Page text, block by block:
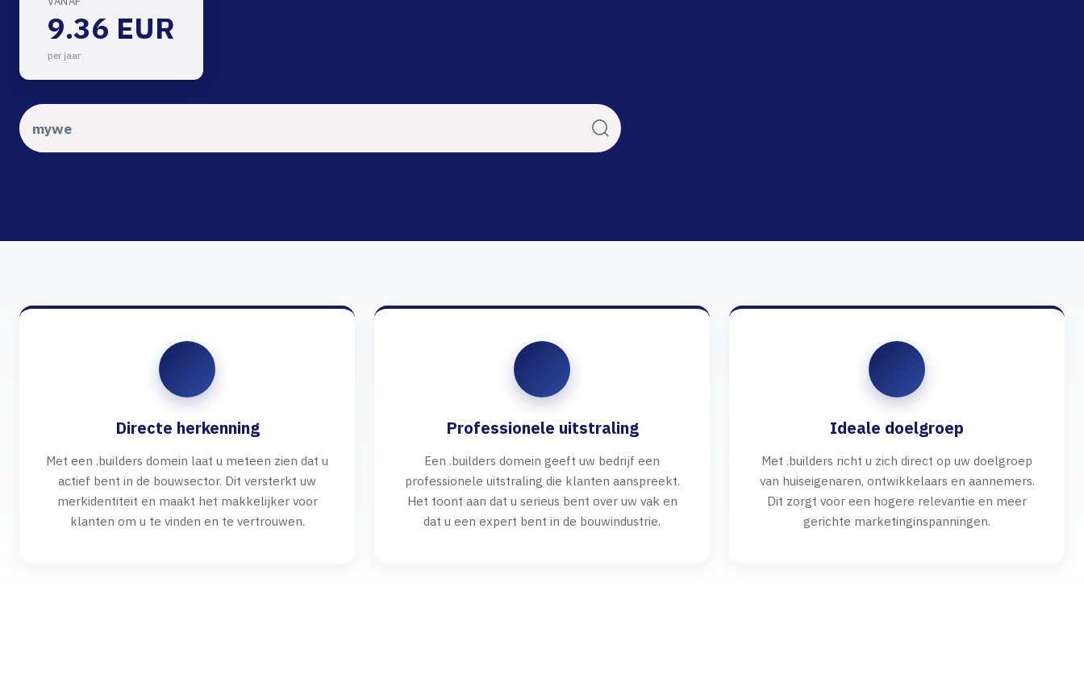
9.36 EUR
per jaar
Directe herkenning
Met een .builders domein laat u meteen zien dat u
actief bent in de bouwsector. Dit versterkt uw
merkidentiteit en maakt het makkelijker voor
klanten om u te vinden en te vertrouwen.
Professionele uitstraling
Een .builders domein geeft uw bedrijf een
professionele uitstraling die klanten aanspreekt.
Het toont aan dat u serieus bent over uw vak en
dat u een expert bent in de bouwindustrie.
Ideale doelgroep
Met .builders richt u zich direct op uw doelgroep
van huiseigenaren, ontwikkelaars en aannemers.
Dit zorgt voor een hogere relevantie en meer
gerichte marketinginspanningen.